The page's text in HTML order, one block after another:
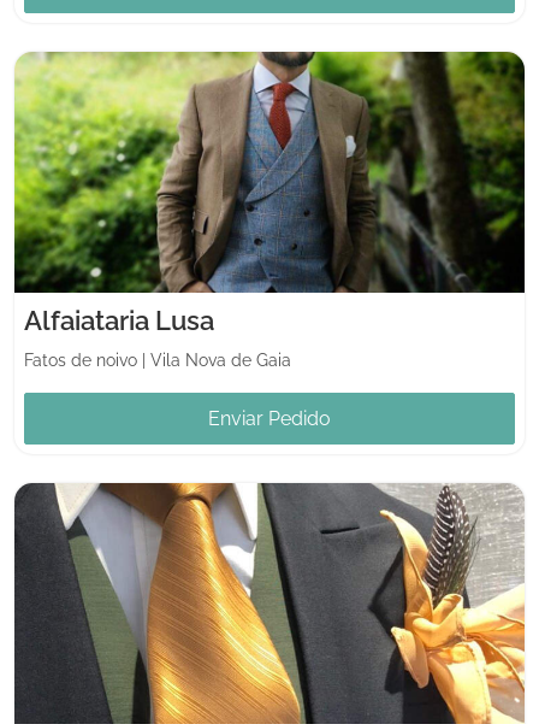
Alfaiataria Lusa
Fatos de noivo Vila Nova de Gaia
Enviar Pedido